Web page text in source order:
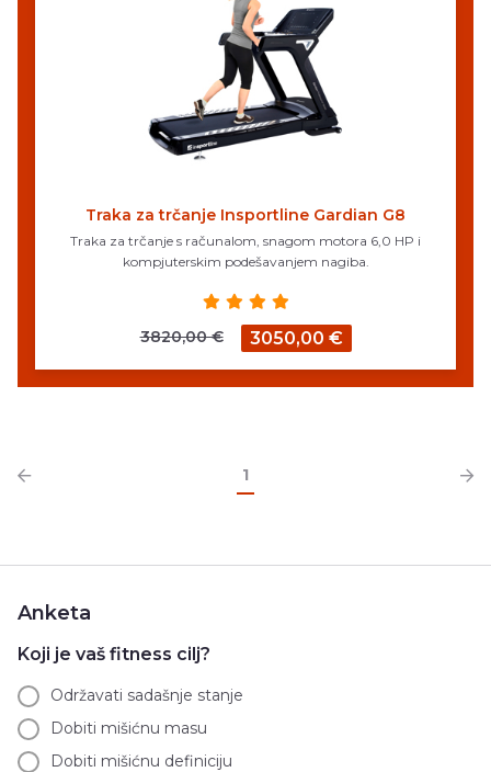
Traka za trčanje Insportline Gardian G8
Traka za trčanje s računalom, snagom motora 6,0 HP i
kompjuterskim podešavanjem nagiba.
3820,00 € 3050,00 €
1
Anketa
Koji je vaš fitness cilj?
Održavati sadašnje stanje
Dobiti mišićnu masu
Dobiti mišićnu definiciju